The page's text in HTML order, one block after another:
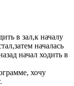
в зал,к началу
началась
начал ходить в
хочу